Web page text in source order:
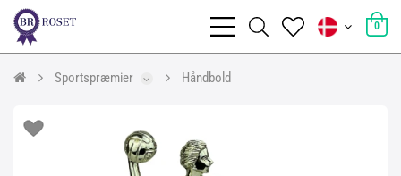
0
Sportspræmier Håndbold